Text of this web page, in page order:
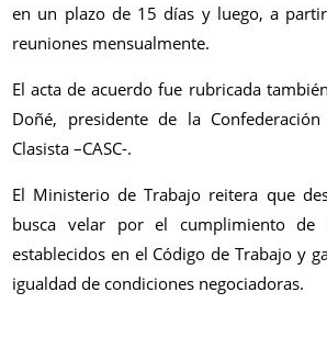
en un plazo de 15 días y luego, a
reuniones mensualmente.
El acta de acuerdo fue rubricada
Doñé, presidente de la
Clasista –CASC-.
El Ministerio de Trabajo reitera que
busca velar por el cumplimiento de
establecidos en el Código de Trabajo y
igualdad de condiciones negociadoras.